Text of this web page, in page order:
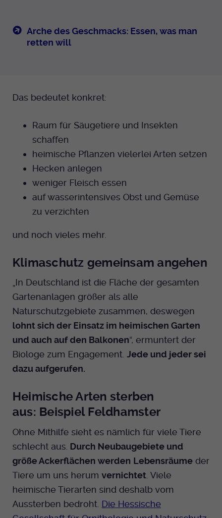
Arche des Geschmacks: Essen, was man
retten will
Das bedeutet konkret:
Raum für Säugetiere und Insekten
schaffen
heimische Pflanzen vielerlei Arten setzen
Hecken anlegen
weniger Fleisch essen
auf wasserintensives Obst und Gemüse
zu verzichten
und noch vieles mehr.
Klimaschutz gemeinsam angehen
„In Deutschland ist die Fläche der gesamten
Gartenanlagen größer als alle
Naturschutzgebiete zusammen, deswegen
lohnt sich der Einsatz im heimischen Garten
und auch auf den Balkonen“, ermuntert der
Biologe zum Engagement. Jede und jeder sei
dazu aufgerufen.
Heimische Arten sterben
aus: Beispiel Feldhamster
Ohne Mithilfe sieht es nämlich für viele Tiere
schlecht aus. Durch Neubaugebiete und
größe Ackerflächen werden Lebensräume der
Tiere um uns herum vernichtet . Viele
heimische Tierarten sind deshalb vom
Aussterben bedroht. Die Hessische